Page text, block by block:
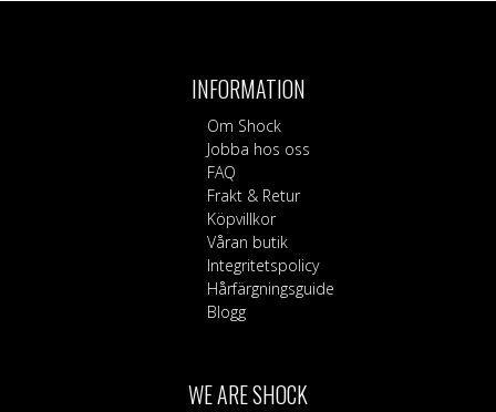
INFORMATION
Om Shock
Jobba hos oss
FAQ
Frakt & Retur
Köpvillkor
Våran butik
Integritetspolicy
Hårfärgningsguide
Blogg
WE ARE SHOCK